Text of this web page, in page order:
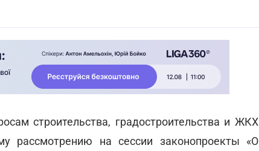
строительства, градостроительства и ЖКХ
рассмотрению на сессии законопроекты «О